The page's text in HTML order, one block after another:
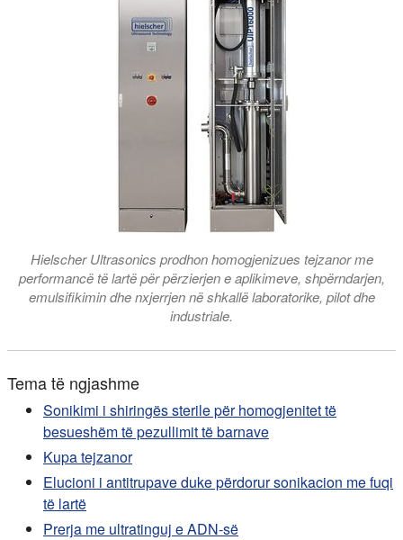
Hielscher Ultrasonics prodhon homogjenizues tejzanor me
performancë të lartë për përzierjen e aplikimeve, shpërndarjen,
emulsifikimin dhe nxjerrjen në shkallë laboratorike, pilot dhe
industriale.
Tema të ngjashme
Sonikimi i shiringës sterile për homogjenitet të
besueshëm të pezullimit të barnave
Kupa tejzanor
Elucioni i antitrupave duke përdorur sonikacion me fuqi
të lartë
Prerja me ultratinguj e ADN-së